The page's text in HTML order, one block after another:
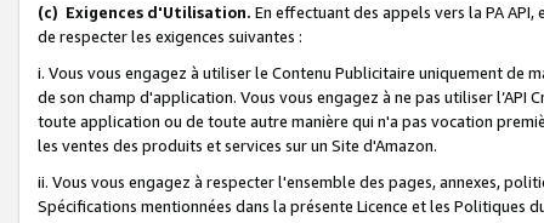
(c) Exigences d'Utilisation. En effectuant des appels vers la PA
de respecter les exigences suivantes :
i. Vous vous engagez à utiliser le Contenu Publicitaire uniquement de
de son champ d'application. Vous vous engagez à ne pas utiliser l’API
toute application ou de toute autre manière qui n'a pas vocation
les ventes des produits et services sur un Site d'Amazon.
ii. Vous vous engagez à respecter l'ensemble des pages, annexes,
Spécifications mentionnées dans la présente Licence et les Politiques